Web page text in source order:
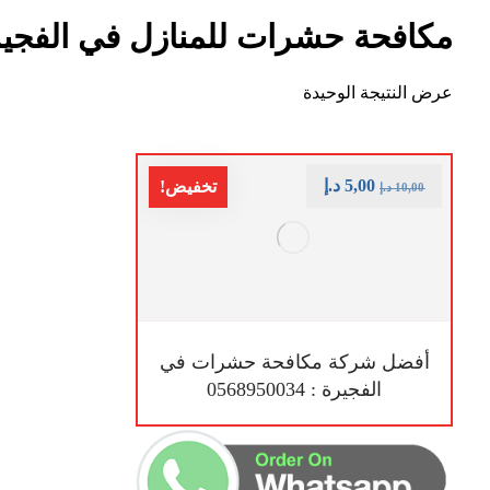
مكافحة حشرات للمنازل في
عرض النتيجة الوحيدة
تخفيض!
أفضل شركة مكافحة حشرات في
الفجيرة : 0568950034
10,00 د.إ 5,00 د.إ